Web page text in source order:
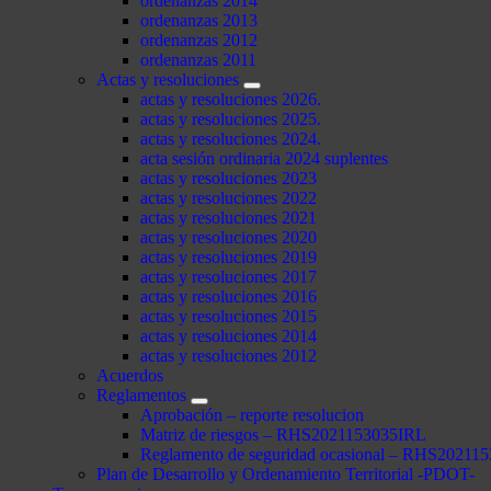
ordenanzas 2013
ordenanzas 2012
ordenanzas 2011
Actas y resoluciones
actas y resoluciones 2026.
actas y resoluciones 2025.
actas y resoluciones 2024.
acta sesión ordinaria 2024 suplentes
actas y resoluciones 2023
actas y resoluciones 2022
actas y resoluciones 2021
actas y resoluciones 2020
actas y resoluciones 2019
actas y resoluciones 2017
actas y resoluciones 2016
actas y resoluciones 2015
actas y resoluciones 2014
actas y resoluciones 2012
Acuerdos
Reglamentos
Aprobación – reporte resolucion
Matriz de riesgos – RHS2021153035IRL
Reglamento de seguridad ocasional –
Plan de Desarrollo y Ordenamiento Territorial -PDOT-